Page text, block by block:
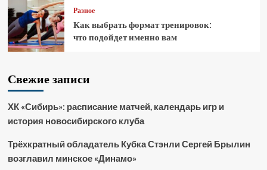
Разное
Как выбрать формат тренировок:
что подойдет именно вам
Свежие записи
ХК «Сибирь»: расписание матчей, календарь игр и
история новосибирского клуба
Трёхкратный обладатель Кубка Стэнли Сергей Брылин
возглавил минское «Динамо»